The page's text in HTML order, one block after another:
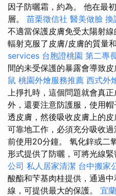
因子防曬霜，約為。 他在最
層。 苗栗徵信社 醫美做臉 換
不適當保護皮膚免受太陽射
輻射克服了皮膚/皮膚的質量
services 台胞證桃園 第二專
間的未受保護的暴露會導致
鼠 桃園外燴服務推薦 西式外
上掙扎時，這個問題就會真
外，還要注意防護服，使用
透皮膚，然後吸收皮膚上的
可靠地工作，必須充分吸收
前使用20分鐘。 氧化鋅或二
形式提供了防曬，可將光線緊
公司 私人居家清潔 台中搬家
酸酯和芐基肉桂提供，通過
線，可提供最大的保護。 宜